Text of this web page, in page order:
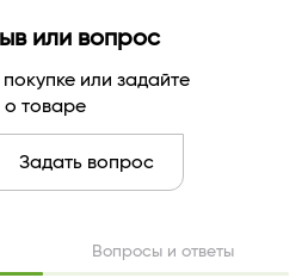
или вопрос
или задайте
товаре
Задать вопрос
Вопросы и ответы